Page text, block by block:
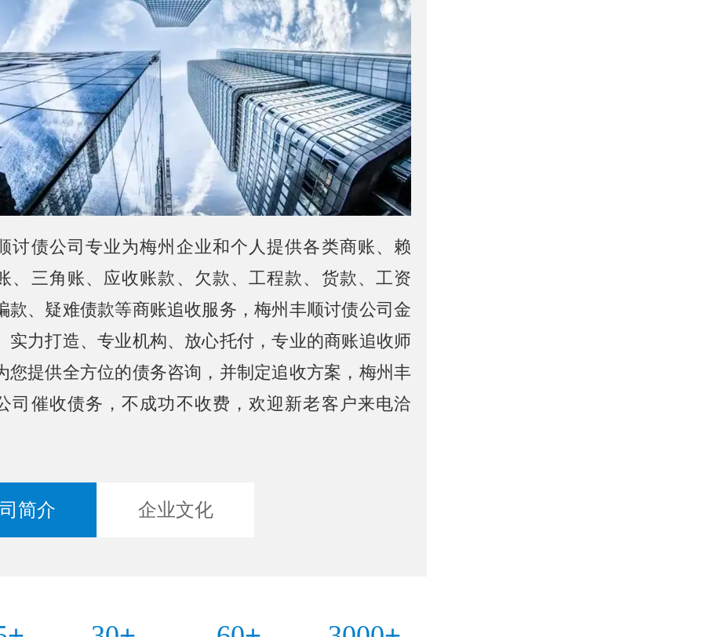
讨债公司专业为梅州企业和个人提供各类商账、赖
、三角账、应收账款、欠款、工程款、货款、工资
款、疑难债款等商账追收服务，梅州丰顺讨债公司金
实力打造、专业机构、放心托付，专业的商账追收师
您提供全方位的债务咨询，并制定追收方案，梅州丰
司催收债务，不成功不收费，欢迎新老客户来电洽
简介 企业文化